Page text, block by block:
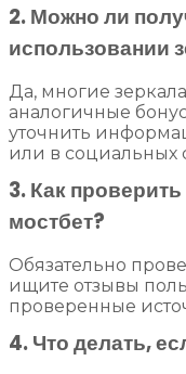
2. Можно ли
использовании
Да, многие
аналогичные
уточнить
или в социальных
3. Как
мостбет?
Обязательно
ищите отзывы
проверенные
4. Что делать,